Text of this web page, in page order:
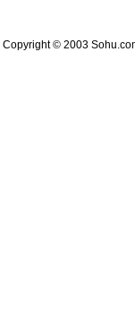
Copyright © 2003